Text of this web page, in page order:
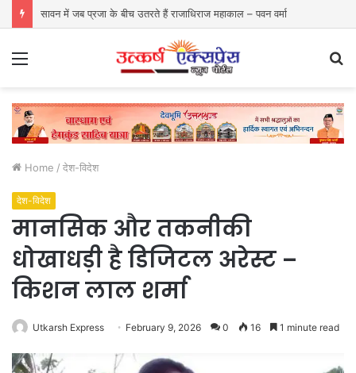
सावन में जब प्रजा के बीच उतरते हैं राजाधिराज महाकाल – पवन वर्मा
Home / देश-विदेश
देश-विदेश
मानसिक और तकनीकी
धोखाधड़ी है डिजिटल अरेस्ट –
किशन लाल शर्मा
Utkarsh Express February 9, 2026 0 16 1 minute read